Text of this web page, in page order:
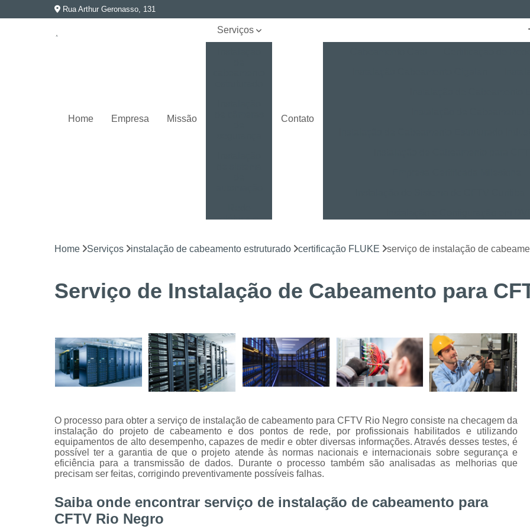
Rua Arthur Geronasso, 131
Home Empresa Missão
Serviços
elétrica e
Segurança
instalação
de câmeras
Serviços
técnicos
Contato
Instalação LPR para CFTV
Licença
Alarme de Incêndio BOSCH Curitiba
Instalação e
Instalação e Manutenção de Bis BOSCH
Instalação e Manutenção de Catracas
Integração de Sistema de Controle
Instalação de Sistema de Aterramento
Manutenção de Energia Solar Curitiba
Alarme
Home Serviços instalação de cabeamento estruturado certificação FLUKE serviço de instalação de
Serviço de Instalação de Cabeamento para
O processo para obter a serviço de instalação de cabeamento para CFTV Rio Negro consiste na checagem da
instalação do projeto de cabeamento e dos pontos de rede, por profissionais habilitados e utilizando
equipamentos de alto desempenho, capazes de medir e obter diversas informações. Através desses testes, é
possível ter a garantia de que o projeto atende às normas nacionais e internacionais sobre segurança e
eficiência para a transmissão de dados. Durante o processo também são analisadas as melhorias que
precisam ser feitas, corrigindo preventivamente possíveis falhas.
Saiba onde encontrar serviço de instalação de cabeamento para
CFTV Rio Negro